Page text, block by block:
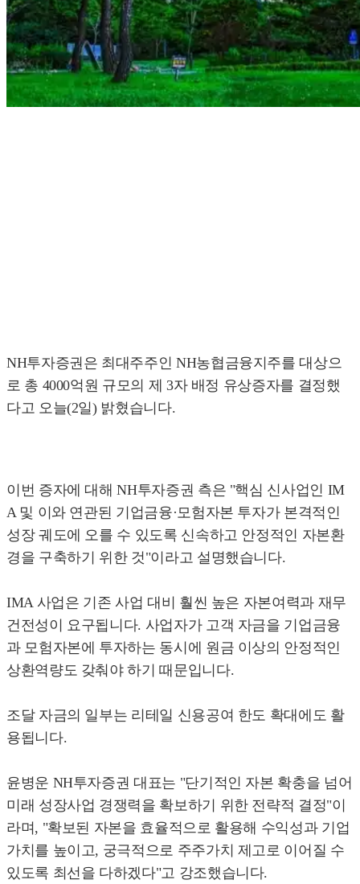
NH투자증권은 최대주주인 NH농협금융지주를 대상으
로 총 4000억원 규모의 제 3자 배정 유상증자를 결정했
다고 오늘(2일) 밝혔습니다.
이번 증자에 대해 NH투자증권 측은 "핵심 신사업인 IM
A 및 이와 연관된 기업금융·모험자본 투자가 본격적인
성장 궤도에 오를 수 있도록 신속하고 안정적인 자본환
경을 구축하기 위한 것"이라고 설명했습니다.
IMA 사업은 기존 사업 대비 훨씬 높은 자본여력과 재무
건전성이 요구됩니다. 사업자가 고객 자금을 기업금융
과 모험자본에 투자하는 동시에 원금 이상의 안정적인
상환역량도 갖춰야 하기 때문입니다.
조달 자금의 일부는 리테일 신용공여 한도 확대에도 활
용됩니다.
윤병운 NH투자증권 대표는 "단기적인 자본 확충을 넘어
미래 성장사업 경쟁력을 확보하기 위한 전략적 결정"이
라며, "확보된 자본을 효율적으로 활용해 수익성과 기업
가치를 높이고, 궁극적으로 주주가치 제고로 이어질 수
있도록 최선을 다하겠다"고 강조했습니다.